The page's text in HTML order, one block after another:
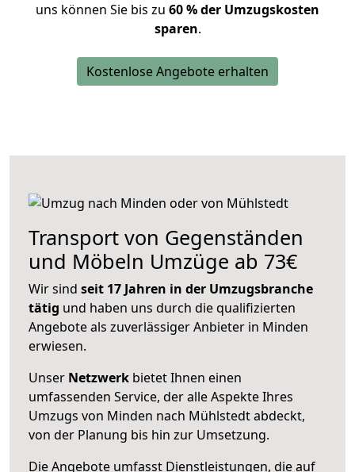
uns können Sie bis zu 60 % der Umzugskosten
sparen.
Kostenlose Angebote erhalten
Transport von Gegenständen
und Möbeln Umzüge ab 73€
Wir sind seit 17 Jahren in der Umzugsbranche
tätig und haben uns durch die qualifizierten
Angebote als zuverlässiger Anbieter in Minden
erwiesen.
Unser Netzwerk bietet Ihnen einen
umfassenden Service, der alle Aspekte Ihres
Umzugs von Minden nach Mühlstedt abdeckt,
von der Planung bis hin zur Umsetzung.
Die Angebote umfasst Dienstleistungen, die auf